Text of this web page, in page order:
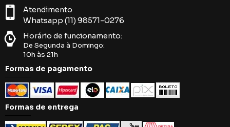
Atendimento
Whatsapp (11) 98571-0276
Horário de funcionamento:
De Segunda à Domingo:
10h às 21h
Formas de pagamento
Formas de entrega